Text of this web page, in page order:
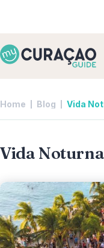
Home Blog Vida
Vida Noturna